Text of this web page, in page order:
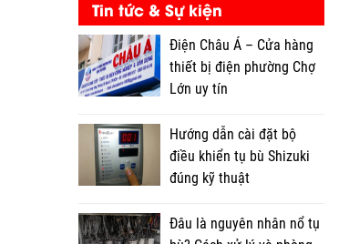
Tin tức & Sự kiện
Điện Châu Á – Cửa hàng
thiết bị điện phường Chợ
Lớn uy tín
Hướng dẫn cài đặt bộ
điều khiển tụ bù Shizuki
đúng kỹ thuật
Đâu là nguyên nhân nổ tụ